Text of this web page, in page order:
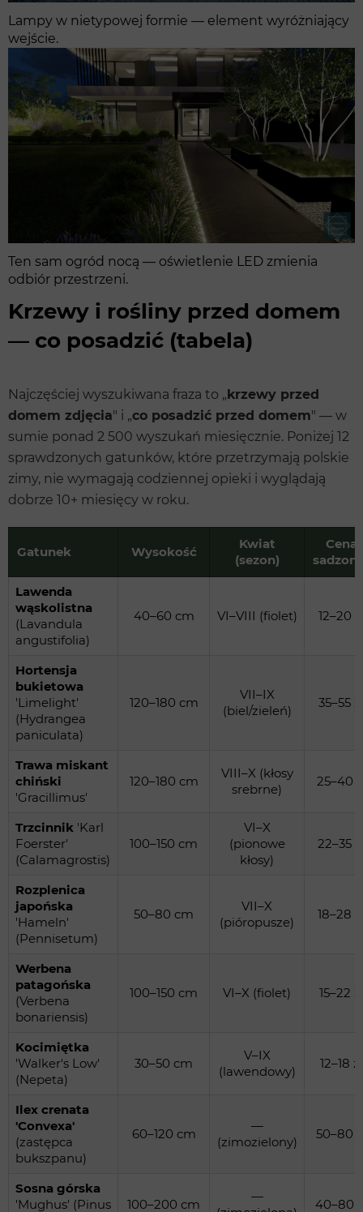
Lampy w nietypowej formie — element wyróżniający
wejście.
Ten sam ogród nocą — oświetlenie LED zmienia
odbiór przestrzeni.
Krzewy i rośliny przed domem
— co posadzić (tabela)
Najczęściej wyszukiwana fraza to „krzewy przed
domem zdjęcia" i „co posadzić przed domem" — w
sumie ponad 2 500 wyszukań miesięcznie. Poniżej 12
sprawdzonych gatunków, które przetrzymają polskie
zimy, nie wymagają codziennej opieki i wyglądają
dobrze 10+ miesięcy w roku.
Gatunek Wysokość
Kwiat
(sezon)
Cena
Lawenda
wąskolistna
(Lavandula
angustifolia)
40–60 cm VI–VIII (fiolet) 12–20
Hortensja
bukietowa
'Limelight'
(Hydrangea
paniculata)
120–180 cm
VII–IX
(biel/zieleń)
35–55 zł
Trawa miskant
chiński
'Gracillimus'
120–180 cm
VIII–X (kłosy
srebrne)
25–40
Trzcinnik 'Karl
Foerster'
(Calamagrostis)
100–150 cm
VI–X
(pionowe
kłosy)
22–35
Rozplenica
japońska
'Hameln'
(Pennisetum)
50–80 cm
VII–X
(pióropusze)
18–28
Werbena
patagońska
(Verbena
bonariensis)
100–150 cm VI–X (fiolet) 15–22 zł
Kocimiętka
'Walker's Low'
(Nepeta)
30–50 cm
V–IX
(lawendowy)
12–18 zł
Ilex crenata
'Convexa'
(zastępca
bukszpanu)
60–120 cm
—
(zimozielony)
50–80
Sosna górska
'Mughus' (Pinus
100–200 cm
—
40–80